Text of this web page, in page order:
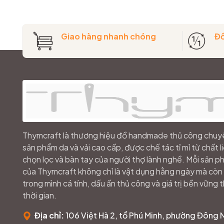
Giao hàng nhanh chóng
Thymcraft là thương hiệu đồ handmade thủ công
sản phẩm da và vải cao cấp, được chế tác tỉ mỉ từ chất
chọn lọc và bàn tay của người thợ lành nghề. Mỗi sản
của Thymcraft không chỉ là vật dụng hằng ngày mà còn
trong mình cá tính, dấu ấn thủ công và giá trị bền vững
thời gian.
Địa chỉ:106 Việt Hà 2, tổ Phú Minh, phường Đông